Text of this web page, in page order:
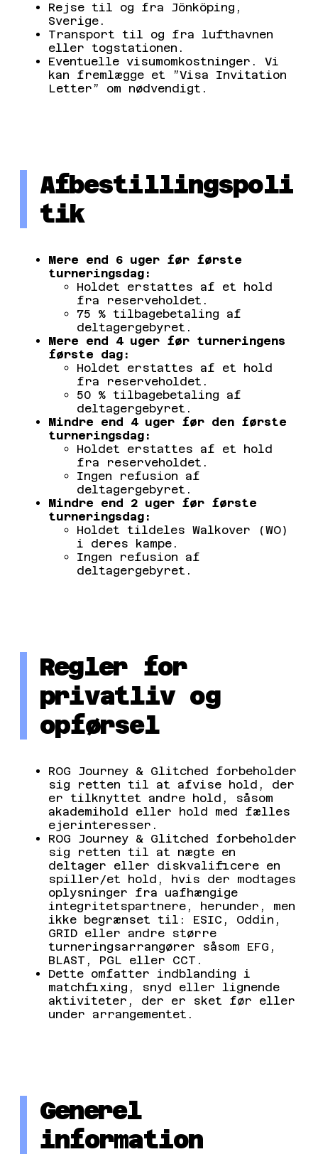
Rejse til og fra Jönköping,
Sverige.
Transport til og fra lufthavnen
eller togstationen.
Eventuelle visumomkostninger. Vi
kan fremlægge et ”Visa Invitation
Letter” om nødvendigt.
Afbestillingspoli
tik
Mere end 6 uger før første
turneringsdag:
Holdet erstattes af et hold
fra reserveholdet.
75 % tilbagebetaling af
deltagergebyret.
Mere end 4 uger før turneringens
første dag:
Holdet erstattes af et hold
fra reserveholdet.
50 % tilbagebetaling af
deltagergebyret.
Mindre end 4 uger før den første
turneringsdag:
Holdet erstattes af et hold
fra reserveholdet.
Ingen refusion af
deltagergebyret.
Mindre end 2 uger før første
turneringsdag:
Holdet tildeles Walkover (WO)
i deres kampe.
Ingen refusion af
deltagergebyret.
Regler for
privatliv og
opførsel
ROG Journey & Glitched forbeholder
sig retten til at afvise hold, der
er tilknyttet andre hold, såsom
akademihold eller hold med fælles
ejerinteresser.
ROG Journey & Glitched forbeholder
sig retten til at nægte en
deltager eller diskvalificere en
spiller/et hold, hvis der modtages
oplysninger fra uafhængige
integritetspartnere, herunder, men
ikke begrænset til: ESIC, Oddin,
GRID eller andre større
turneringsarrangører såsom EFG,
BLAST, PGL eller CCT.
Dette omfatter indblanding i
matchfixing, snyd eller lignende
aktiviteter, der er sket før eller
under arrangementet.
Generel
information